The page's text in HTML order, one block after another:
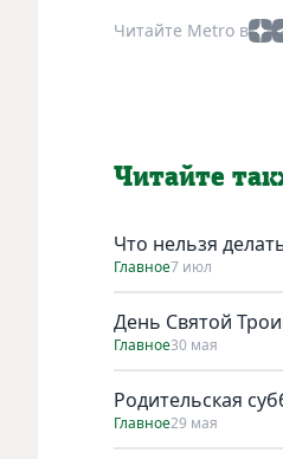
Читайте Metro в
Читайте
Что нельзя
Главное7 июл
День Святой
Главное30 мая
Родительская
Главное29 мая